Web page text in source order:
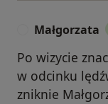
Małgorzata
Po wizycie
w odcinku
zniknie